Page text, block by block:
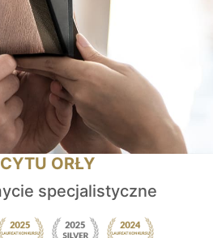
ORŁY
specjalistyczne